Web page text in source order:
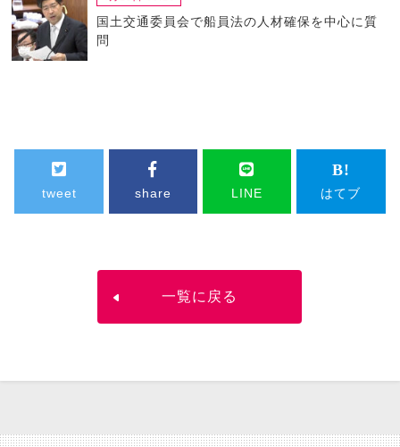
国土交通委員会で船員法の人材確保を中心に質
問
tweet share LINE はてブ
一覧に戻る